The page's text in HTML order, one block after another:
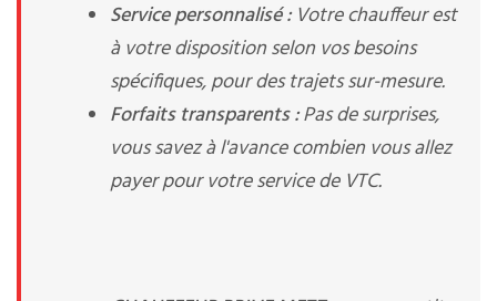
Service personnalisé :Votre chauffeur est
à votre disposition selon vos besoins
spécifiques, pour des trajets sur-mesure.
Forfaits transparents :Pas de surprises,
vous savez à l'avance combien vous allez
payer pour votre service de VTC.